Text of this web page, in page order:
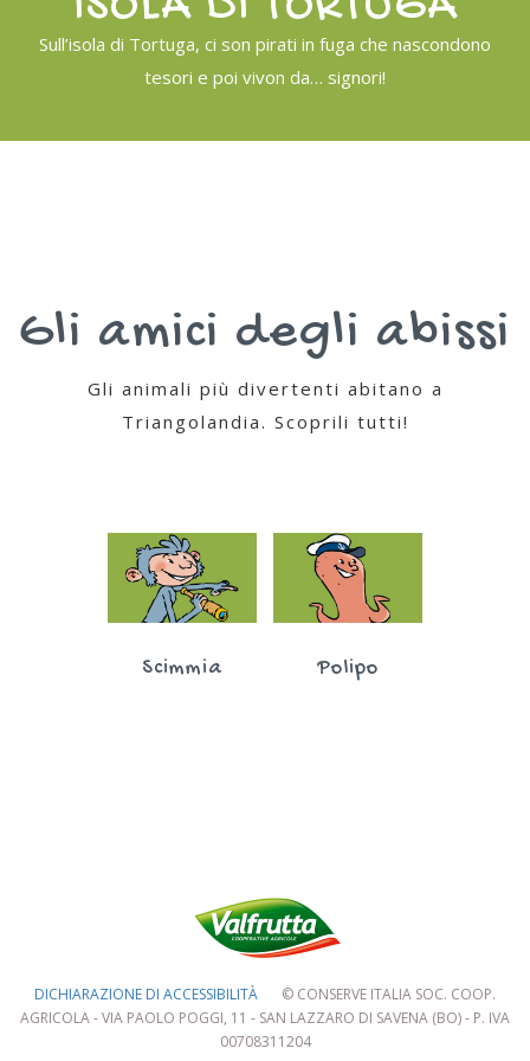
Sull’isola di Tortuga, ci son pirati in fuga che nascondono
tesori e poi vivon da… signori!
Gli amici degli abissi
Gli animali più divertenti abitano a
Triangolandia. Scoprili tutti!
Scimmia Polipo
DICHIARAZIONE DI ACCESSIBILITÀ
© CONSERVE ITALIA SOC. COOP.
AGRICOLA - VIA PAOLO POGGI, 11 - SAN LAZZARO DI SAVENA (BO) - P. IVA
00708311204